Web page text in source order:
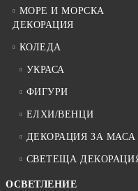
МОРЕ И МОРСКА
ДЕКОРАЦИЯ
КОЛЕДА
УКРАСА
ФИГУРИ
ЕЛХИ/ВЕНЦИ
ДЕКОРАЦИЯ ЗА МАСА
СВЕТЕЩА
ОСВЕТЛЕНИЕ